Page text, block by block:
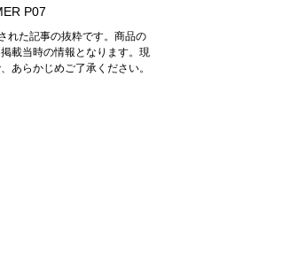
P07
れた記事の抜粋です。商品の
載当時の情報となります。現
あらかじめご了承ください。